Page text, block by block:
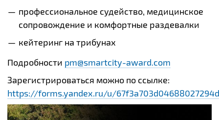
профессиональное судейство, медицинское
сопровождение и комфортные раздевалки
кейтеринг на трибунах
Подробности pm@smartcity-award.com
Зарегистрироваться можно по ссылке:
https://forms.yandex.ru/u/